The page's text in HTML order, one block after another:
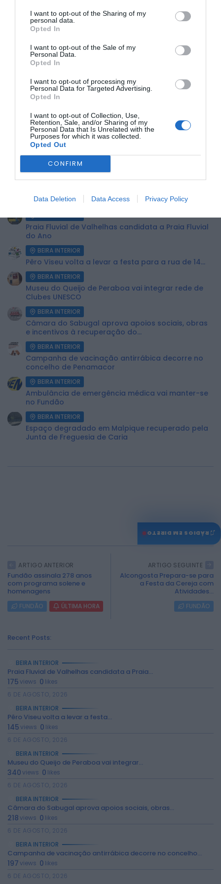
I want to opt-out of the Sharing of my
personal data.
Opted In
I want to opt-out of the Sale of my
Personal Data.
Opted In
I want to opt-out of processing my
Personal Data for Targeted Advertising.
Opted In
I want to opt-out of Collection, Use,
Retention, Sale, and/or Sharing of my
Personal Data that Is Unrelated with the
Purposes for which it was collected.
Opted Out
CONFIRM
Data Deletion Data Access Privacy Policy
2026 Rádio Caria. Todos os direitos
6 de junho:das 19h00 às 02h00
7 de junho:das 10h00 às 02h00
8 de junho:das 10h00 às 17h00
6 de junho:das 19h30 às 03h00
7 de junho:das 10h30 às 03h00
É importante notar que os horários poderão estar sujeitos a
alterações, dependendo das condições de trânsito. A
organização informa ainda que a disponibilização de meios
A Festa da Cereja de Alcongosta é um evento anual que
celebra um dos produtos mais emblemáticos da região,
atraindo visitantes de todo o país. A autarquia do Fundão,
em colaboração com a Junta de Freguesia de Alcongosta,
esforça-se para garantir que o acesso ao evento seja o
mais facilitado possível.
Praia Fluvial de Valhelhas candidata a Praia Fluvial
do Ano
BEIRA INTERIOR
Pêro Viseu volta a levar a festa para a rua de 14...
BEIRA INTERIOR
Museu do Queijo de Peraboa vai integrar rede de
Clubes UNESCO
BEIRA INTERIOR
Câmara do Sabugal aprova apoios sociais, obras
e incentivos à recuperação do...
BEIRA INTERIOR
Campanha de vacinação antirrábica decorre no
concelho de Penamacor
BEIRA INTERIOR
Ambulância de emergência médica vai manter-se
no Fundão
BEIRA INTERIOR
Espaço degradado em Malpique recuperado pela
Junta de Freguesia de Caria
0
ARTIGO ANTERIOR
Fundão assinala 278 anos
com programa solene e
homenagens
FUNDÃO ÚLTIMA HORA
ARTIGO SEGUINTE
Alcongosta Prepara-se para
a Festa da Cereja com
Atividades...
FUNDÃO
Recent Posts:
BEIRA INTERIOR
Praia Fluvial de Valhelhas candidata a Praia...
175views 0 likes
6 DE AGOSTO, 2026
BEIRA INTERIOR
Pêro Viseu volta a levar a festa...
145views 0 likes
6 DE AGOSTO, 2026
BEIRA INTERIOR
Museu do Queijo de Peraboa vai integrar...
340views 0 likes
6 DE AGOSTO, 2026
BEIRA INTERIOR
Câmara do Sabugal aprova apoios sociais, obras...
218views 0 likes
6 DE AGOSTO, 2026
BEIRA INTERIOR
Campanha de vacinação antirrábica decorre no concelho...
197views 0 likes
6 DE AGOSTO, 2026
♫
RÁDIOS EM DIRETO